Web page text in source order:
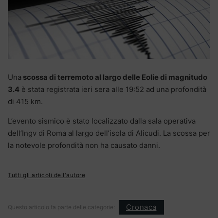
Una scossa di terremoto al largo delle Eolie di magnitudo
3.4 è stata registrata ieri sera alle 19:52 ad una profondità
di 415 km.
L’evento sismico è stato localizzato dalla sala operativa
dell’Ingv di Roma al largo dell’isola di Alicudi. La scossa per
la notevole profondità non ha causato danni.
Tutti gli articoli dell'autore
Questo articolo fa parte delle categorie: Cronaca